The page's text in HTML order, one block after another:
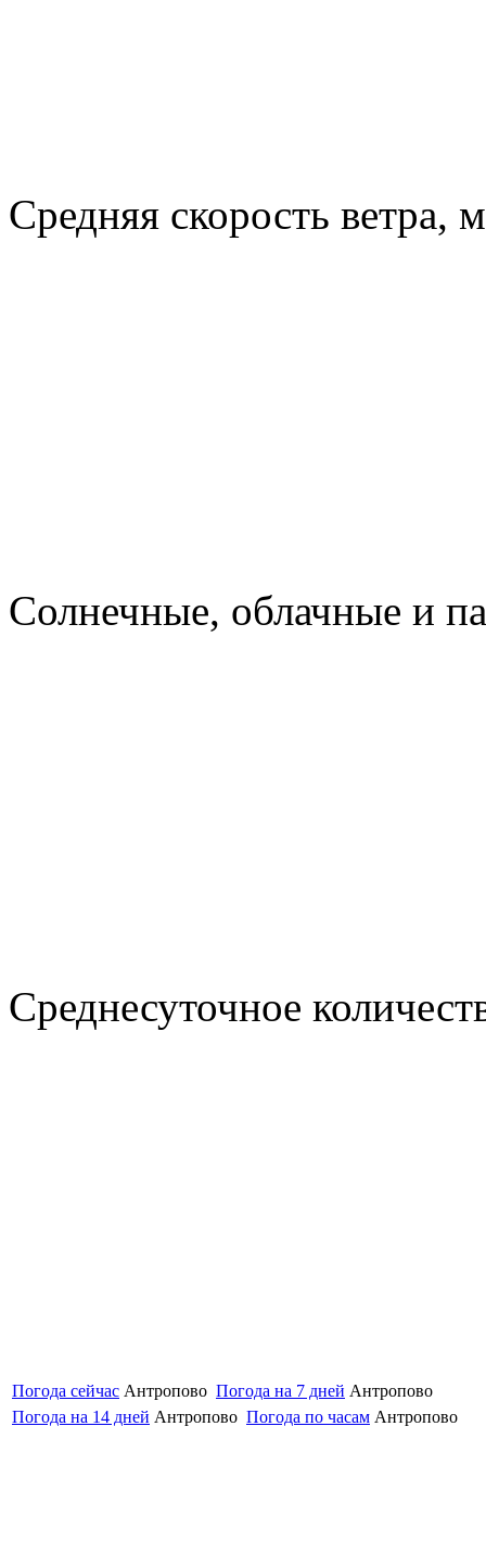
Средняя скорость ветра,
Cолнечные, облачные и
Среднесуточное
Погода сейчас Антропово Погода на 7 дней Антропово
Погода на 14 дней Антропово Погода по часам Антропово